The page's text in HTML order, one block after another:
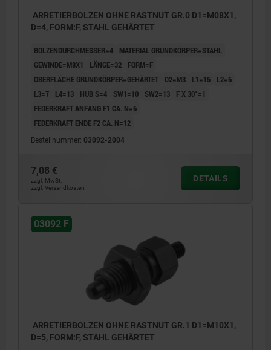
ARRETIERBOLZEN OHNE RASTNUT GR.0 D1=M08X1,
D=4, FORM:F, STAHL GEHÄRTET
BOLZENDURCHMESSER=4
MATERIAL GRUNDKÖRPER=STAHL
GEWINDE=M8X1
LÄNGE=32
FORM=F
OBERFLÄCHE GRUNDKÖRPER=GEHÄRTET
D2=M3 L1=15
L2=6
L3=7
L4=13 HUB S=4 SW1=10 SW2=13
F X 30°=1
FEDERKRAFT ANFANG F1 CA. N=6
FEDERKRAFT ENDE F2 CA. N=12
Bestellnummer: 03092-2004
7,08 €
zzgl. MwSt.
zzgl. Versandkosten
DETAILS
03092 F
ARRETIERBOLZEN OHNE RASTNUT GR.1 D1=M10X1,
D=5, FORM:F, STAHL GEHÄRTET